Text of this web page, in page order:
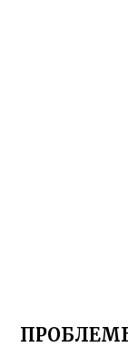
ПРОБЛЕМЫ